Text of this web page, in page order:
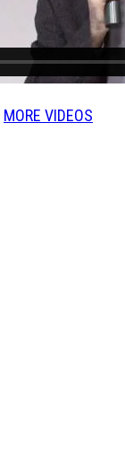
MORE VIDEOS